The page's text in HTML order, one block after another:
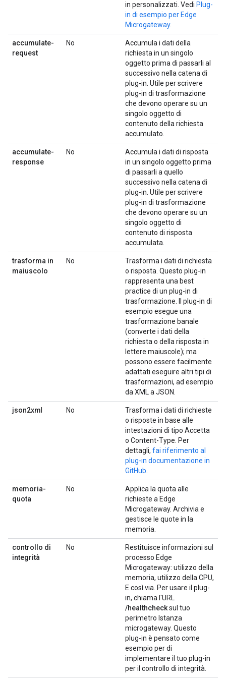
in personalizzati. Vedi Plug-
in di esempio per Edge
Microgateway.
accumulate-
request
No
Accumula i dati della
richiesta in un singolo
oggetto prima di passarli al
successivo nella catena di
plug-in. Utile per scrivere
plug-in di trasformazione
che devono operare su un
singolo oggetto di
contenuto della richiesta
accumulato.
accumulate-
response
No
Accumula i dati di risposta
in un singolo oggetto prima
di passarli a quello
successivo nella catena di
plug-in. Utile per scrivere
plug-in di trasformazione
che devono operare su un
singolo oggetto di
contenuto di risposta
accumulata.
trasforma in
maiuscolo
No
Trasforma i dati di richiesta
o risposta. Questo plug-in
rappresenta una best
practice di un plug-in di
trasformazione. Il plug-in di
esempio esegue una
trasformazione banale
(converte i dati della
richiesta o della risposta in
lettere maiuscole); ma
possono essere facilmente
adattati eseguire altri tipi di
trasformazioni, ad esempio
da XML a JSON.
json2xm No
Trasforma i dati di richieste
o risposte in base alle
intestazioni di tipo Accetta
o Content-Type. Per
dettagli, fai riferimento al
plug-in documentazione in
GitHub
memoria-
quota
No
Applica la quota alle
richieste a Edge
Microgateway. Archivia e
gestisce le quote in la
memoria.
controllo di
integrità
No
Restituisce informazioni sul
processo Edge
Microgateway: utilizzo della
memoria, utilizzo della CPU,
E così via. Per usare il plug-
in, chiama l'URL
/healthchecksul tuo
perimetro Istanza
microgateway. Questo
plug-in è pensato come
esempio per di
implementare il tuo plug-in
per il controllo di integrità.